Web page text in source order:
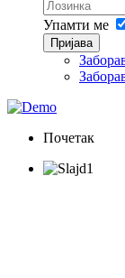
Упамти ме
Пријава
Почетак